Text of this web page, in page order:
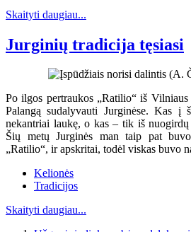
Skaityti daugiau...
Jurginių tradicija tęsiasi
Po ilgos pertraukos „Ratilio“ iš
Palangą sudalyvauti Jurginėse. Kas
nekantriai laukę, o kas – tik iš
Šių metų Jurginės man taip pat
„Ratilio“, ir apskritai, todėl viskas buvo
Kelionės
Tradicijos
Skaityti daugiau...